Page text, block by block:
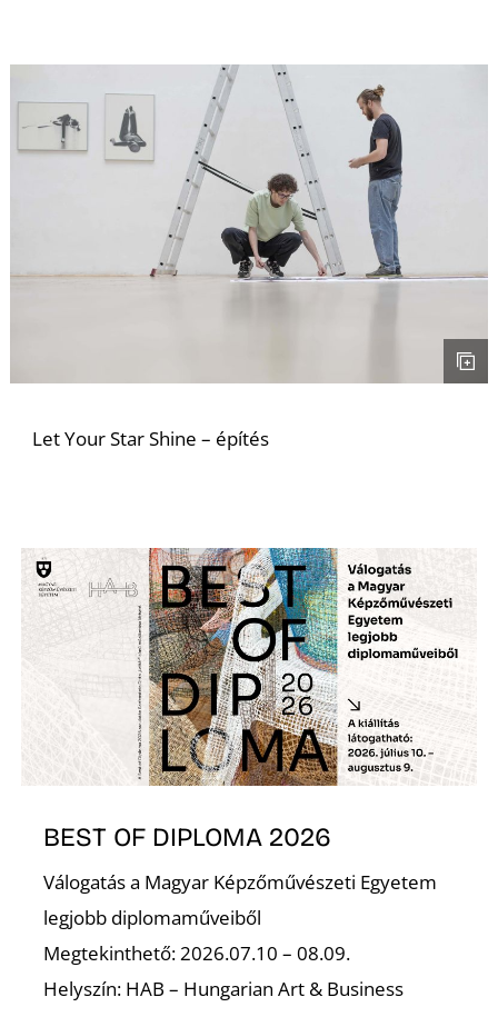
Let Your Star Shine – építés
BEST OF DIPLOMA 2026
Válogatás a Magyar Képzőművészeti Egyetem
legjobb diplomaműveiből
Megtekinthető: 2026.07.10 – 08.09.
Helyszín: HAB – Hungarian Art & Business